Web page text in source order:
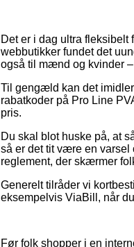
Det er i dag ultra fleksibelt
webbutikker fundet det
også til mænd og kvinder
Til gengæld kan det
rabatkoder på Pro Line
pris.
Du skal blot huske på, at
så er det tit være en varsel
reglement, der skærmer
Generelt tilråder vi
eksempelvis ViaBill, når
Før folk shopper i en